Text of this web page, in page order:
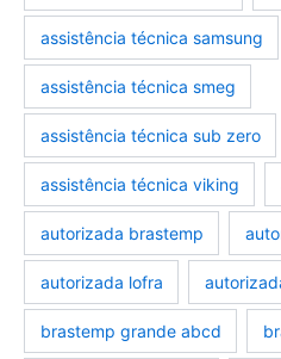
assistência técnica samsung
assistência técnica smeg
assistência técnica sub zero
assistência técnica viking
autorizada brastemp
autorizada lofra
brastemp grande abcd